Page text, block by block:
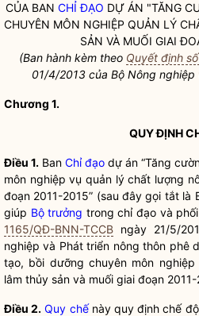
CỦA BAN CHỈ ĐẠO DỰ ÁN "TĂNG
CHUYÊN MÔN NGHIỆP QUẢN LÝ
SẢN VÀ MUỐI GIAI
(Ban hành kèm theo Quyết định
01/4/2013 của Bộ Nông
Chương 1.
QUY ĐỊNH
Điều 1. Ban Chỉ đạo dự án “Tăng
môn nghiệp vụ quản lý chất lượng
đoạn 2011-2015” (sau đây gọi tắt là
giúp Bộ trưởng trongchỉ đạo và
1165/QĐ-BNN-TCCB ngày 21/5/
nghiệp và Phát triển nông thôn phê
tạo, bồi dưỡng chuyên môn
lâm thủy sản và muối giai đoạn 2011-
Điều 2. Quy chếnày quy định chế